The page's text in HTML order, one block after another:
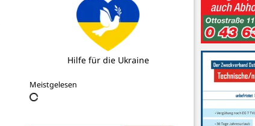
Hilfe für die Ukraine
Meistgelesen